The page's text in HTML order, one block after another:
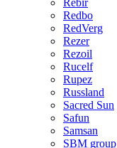
Rebir
Redbo
RedVerg
Rezer
Rezoil
Rucelf
Rupez
Russland
Sacred Sun
Safun
Samsan
SBM group